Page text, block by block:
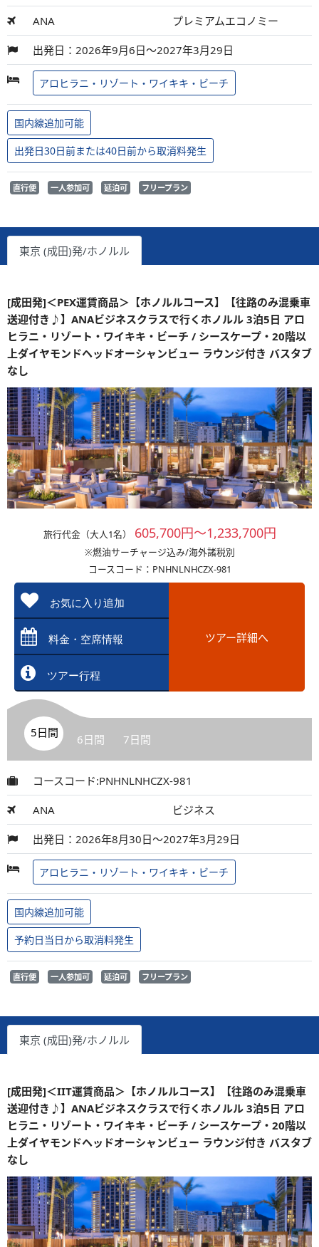
ANA プレミアムエコノミー
出発日：2026年9月6日～2027年3月29日
アロヒラニ・リゾート・ワイキキ・ビーチ
国内線追加可能
出発日30日前または40日前から取消料発生
直行便 一人参加可 延泊可 フリープラン
東京 (成田)発/ホノルル
[成田発]＜PEX運賃商品＞【ホノルルコース】【往路のみ混乗車
送迎付き♪】ANAビジネスクラスで行くホノルル 3泊5日 アロ
ヒラニ・リゾート・ワイキキ・ビーチ / シースケープ・20階以
上ダイヤモンドヘッドオーシャンビュー ラウンジ付き バスタブ
なし
旅行代金（大人1名） 605,700円～1,233,700円
※燃油サーチャージ込み/海外諸税別
コースコード：PNHNLNHCZX-981
お気に入り追加
料金・空席情報
ツアー行程
ツアー詳細へ
5日間 6日間 7日間
コースコード:PNHNLNHCZX-981
ANA ビジネス
出発日：2026年8月30日～2027年3月29日
アロヒラニ・リゾート・ワイキキ・ビーチ
国内線追加可能
予約日当日から取消料発生
直行便 一人参加可 延泊可 フリープラン
東京 (成田)発/ホノルル
[成田発]＜IIT運賃商品＞【ホノルルコース】【往路のみ混乗車
送迎付き♪】ANAビジネスクラスで行くホノルル 3泊5日 アロ
ヒラニ・リゾート・ワイキキ・ビーチ / シースケープ・20階以
上ダイヤモンドヘッドオーシャンビュー ラウンジ付き バスタブ
なし